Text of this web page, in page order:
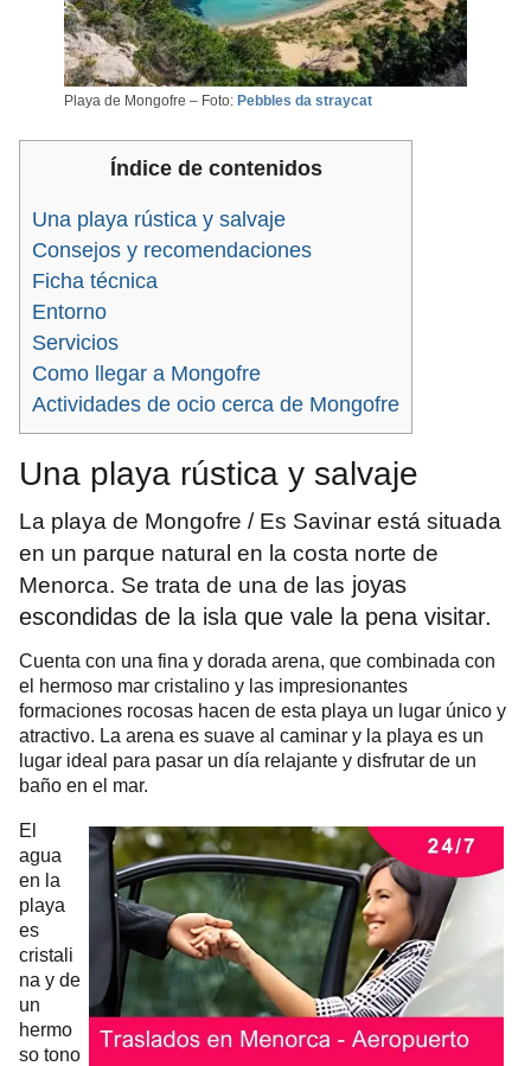
Playa de Mongofre – Foto: Pebbles da straycat
Índice de contenidos
Una playa rústica y salvaje
Consejos y recomendaciones
Ficha técnica
Entorno
Servicios
Como llegar a Mongofre
Actividades de ocio cerca de Mongofre
Una playa rústica y salvaje
La playa de Mongofre / Es Savinar está situada
en un parque natural en la costa norte de
Menorca. Se trata de una de las joyas
escondidas de la isla que vale la pena visitar.
Cuenta con una fina y dorada arena, que combinada con
el hermoso mar cristalino y las impresionantes
formaciones rocosas hacen de esta playa un lugar único y
atractivo. La arena es suave al caminar y la playa es un
lugar ideal para pasar un día relajante y disfrutar de un
baño en el mar.
El
agua
en la
playa
es
cristali
na y de
un
hermo
so tono